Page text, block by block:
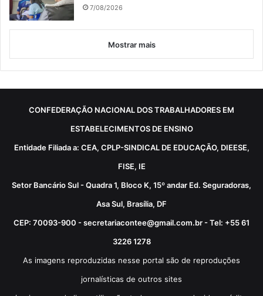
7/08/2026
Mostrar mais
CONFEDERAÇÃO NACIONAL DOS TRABALHADORES EM
ESTABELECIMENTOS DE ENSINO
Entidade Filiada a: CEA, CPLP-SINDICAL DE EDUCAÇÃO, DIEESE,
FISE, IE
Setor Bancário Sul - Quadra 1, Bloco K, 15º andar Ed. Seguradoras,
Asa Sul, Brasília, DF
CEP: 70093-900 - secretariacontee@gmail.com.br - Tel: +55 61
3226 1278
As imagens reproduzidas nesse portal são de reproduções
jornalísticas de outros sites